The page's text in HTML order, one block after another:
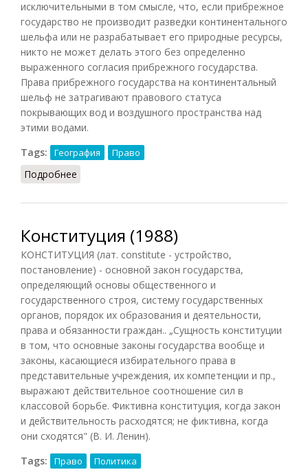
исключительными в том смысле, что, если прибрежное
государство не производит разведки континентального
шельфа или не разрабатывает его природные ресурсы,
никто не может делать этого без определенно
выраженного согласия прибрежного государства.
Права прибрежного государства на континентальный
шельф не затрагивают правового статуса
покрывающих вод и воздушного пространства над
этими водами.
Tags:
География Право
Подробнее
Конституция (1988)
КОНСТИТУЦИЯ (лат. constitute - устройство,
постановление) - основной закон государства,
определяющий основы общественного и
государственного строя, систему государственных
органов, порядок их образования и деятельности,
права и обязанности граждан.. „Сущность конституции
в том, что основные законы государства вообще и
законы, касающиеся избирательного права в
представительные учреждения, их компетенции и пр.,
выражают действительное соотношение сил в
классовой борьбе. Фиктивна конституция, когда закон
и действительность расходятся; не фиктивна, когда
они сходятся" (В. И. Ленин).
Tags:
Право Политика